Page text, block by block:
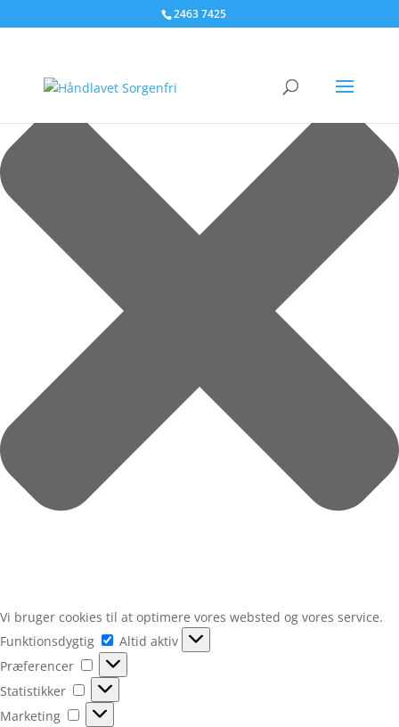
Administrer samtykke til cookies
Vi bruger cookies til at optimere vores websted og vores service.
Funktionsdygtig
Funktionsdygtig
Altid aktiv
Præferencer
Præferencer
Statistikker
Statistikker
Marketing
Marketing
2463 7425